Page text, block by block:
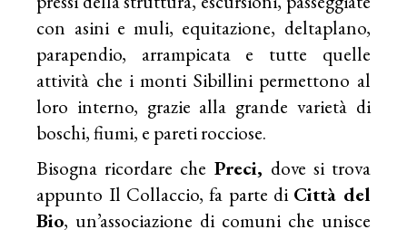
con asini e muli, equitazione, deltaplano,
parapendio, arrampicata e tutte quelle
attività che i monti Sibillini permettono al
loro interno, grazie alla grande varietà di
boschi, fiumi, e pareti rocciose.
Bisogna ricordare che Preci, dove si trova
appunto Il Collaccio, fa parte di Città del
Bio, un’associazione di comuni che unisce